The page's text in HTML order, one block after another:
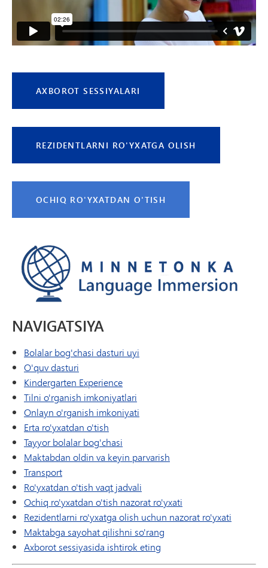
AXBOROT SESSIYALARI
REZIDENTLARNI RO'YXATGA OLISH
OCHIQ RO'YXATDAN O'TISH
NAVIGATSIYA
Bolalar bog'chasi dasturi uyi
O'quv dasturi
Kindergarten Experience
Tilni o'rganish imkoniyatlari
Onlayn o'rganish imkoniyati
Erta ro'yxatdan o'tish
Tayyor bolalar bog'chasi
Maktabdan oldin va keyin parvarish
Transport
Ro'yxatdan o'tish vaqt jadvali
Ochiq ro'yxatdan o'tish nazorat ro'yxati
Rezidentlarni ro'yxatga olish uchun nazorat ro'yxati
Maktabga sayohat qilishni so'rang
Axborot sessiyasida ishtirok eting